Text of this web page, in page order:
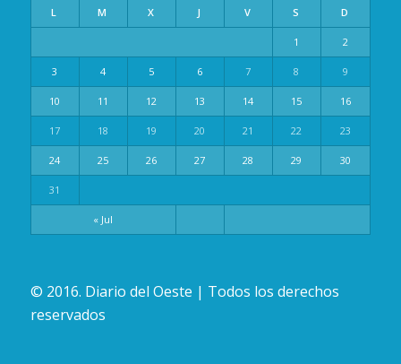
L M X J V S D
« Jul
1 2
3 4 5 6 7 8 9
10 11 12 13 14 15 16
17 18 19 20 21 22 23
24 25 26 27 28 29 30
31
© 2016. Diario del Oeste | Todos los derechos
reservados